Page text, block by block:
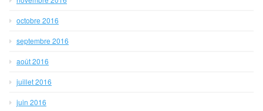
octobre 2016
septembre 2016
août 2016
juillet 2016
juin 2016